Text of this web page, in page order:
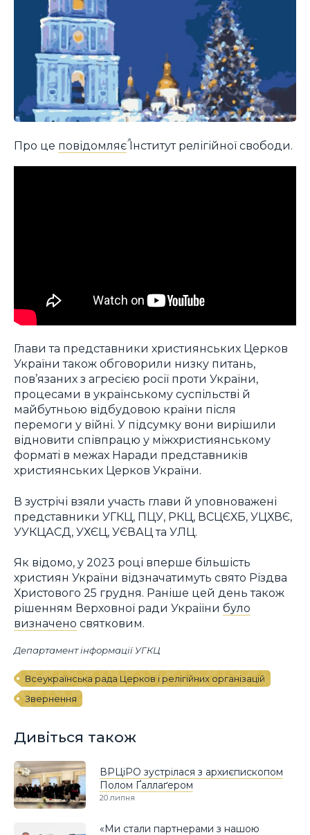
Про це повідомляєІнститут релігійної свободи.
Глави та представники християнських Церков
України також обговорили низку питань,
пов’язаних з агресією росії проти України,
процесами в українському суспільстві й
майбутньою відбудовою країни після
перемоги у війні. У підсумку вони вирішили
відновити співпрацю у міжхристиянському
форматі в межах Наради представників
християнських Церков України.
В зустрічі взяли участь глави й уповноважені
представники УГКЦ, ПЦУ, РКЦ, ВСЦЄХБ, УЦХВЄ,
УУКЦАСД, УХЄЦ, УЄВАЦ та УЛЦ.
Як відомо, у 2023 році вперше більшість
християн України відзначатимуть свято Різдва
Христового 25 грудня. Раніше цей день також
рішенням Верховної ради Украіїни було
визначено святковим.
Департамент інформації УГКЦ
Всеукраїнська рада Церков і релігійних організацій
Звернення
Дивіться також
ВРЦіРО зустрілася з архиєпископом
Полом Ґаллаґером
20 липня
«Ми стали партнерами з нашою